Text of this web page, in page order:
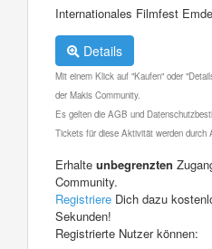
Internationales Filmfest
Details
Mit einem Klick auf "Kaufen" oder
der Makis Community.
Es gelten die AGB und
Tickets für diese Aktivität werden durch
Erhalte unbegrenzten
Community.
Registriere Dich dazu
Sekunden!
Registrierte Nutzer können: